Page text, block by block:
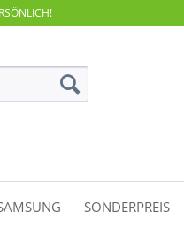
SONDERPREIS